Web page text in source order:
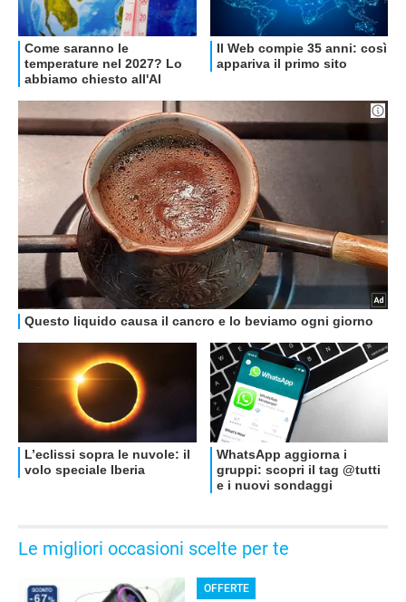
Le migliori occasioni scelte per te
OFFERTE